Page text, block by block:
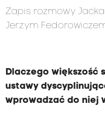
Zapis rozmowy
Jerzym
Dlaczego większość
ustawy
wprowadzać do niej